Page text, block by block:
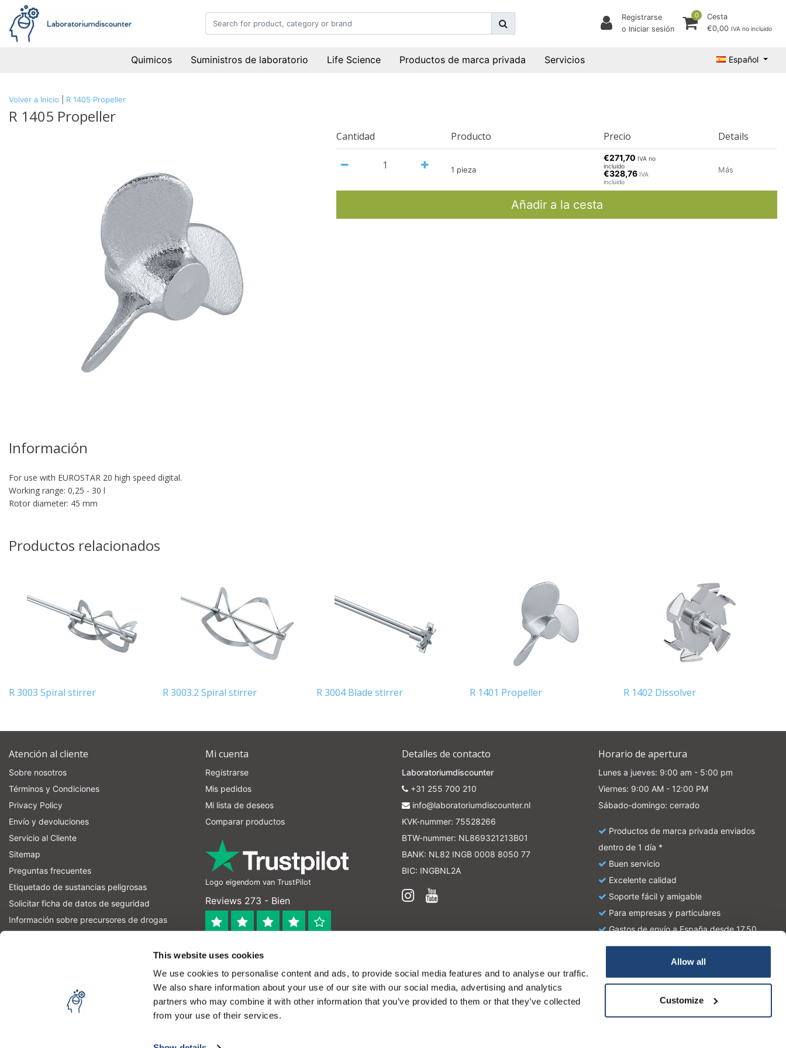
This website uses cookies
We use cookies to personalise content and ads, to provide social media features and to analyse our traffic.
We also share information about your use of our site with our social media, advertising and analytics
partners who may combine it with other information that you’ve provided to them or that they’ve collected
from your use of their services.
Allow all
Customize
Registrarse
o Iniciar sesión
0
Cesta
€0,00 IVA no incluido
Quimicos Suministros de laboratorio Life Science Productos de marca privada Servicios Español
Volver a Inicio R 1405 Propeller
R 1405 Propeller
Cantidad Producto Precio Details
1 pieza
€271,70 IVA no
incluido
€328,76 IVA
incluido
Más
Añadir a la cesta
Información
For use with EUROSTAR 20 high speed digital.
Working range: 0,25 - 30 l
Rotor diameter: 45 mm
Productos relacionados
R 3003 Spiral stirrer R 3003.2 Spiral stirrer R 3004 Blade stirrer R 1401 Propeller R 1402 Dissolver
Atención al cliente
Sobre nosotros
Términos y Condiciones
Privacy Policy
Envío y devoluciones
Servicio al Cliente
Sitemap
Preguntas frecuentes
Etiquetado de sustancias peligrosas
Solicitar ficha de datos de seguridad
Información sobre precursores de drogas
Mi cuenta
Registrarse
Mis pedidos
Mi lista de deseos
Comparar productos
Logo eigendom van TrustPilot
Reviews 273 - Bien
Detalles de contacto
Laboratoriumdiscounter
+31 255 700 210
info@laboratoriumdiscounter.nl
KVK-nummer: 75528266
BTW-nummer: NL869321213B01
BANK: NL82 INGB 0008 8050 77
BIC: INGBNL2A
Horario de apertura
Lunes a jueves: 9:00 am - 5:00 pm
Viernes: 9:00 AM - 12:00 PM
Sábado-domingo: cerrado
Productos de marca privada enviados
dentro de 1 día *
Buen servicio
Excelente calidad
Soporte fácil y amigable
Para empresas y particulares
Gastos de envío a España desde 17,50
euros
Let op! Op onze productomschrijvingen kunnen geen rechten verleend worden en zijn enkel ter educatie en/of informatie en zijn geen handleiding of omschrijving hoe u het
product kan en mag gebruiken. U bent zelf verantwoordelijk voor het toepassen van eventuele nationale en internationale wetgeving omtrent het gebruik van chemicaliën.
Your discount applies to orders above €50,00